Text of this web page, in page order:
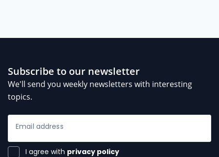
Subscribe to our newsletter
We'll send you weekly newsletters with interesting
topics.
Email address
I agree with privacy policy